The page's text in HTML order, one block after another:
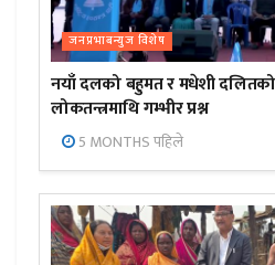
जनप्रभाबन्युज विशेष
नयाँ दलको बहुमत र मधेशी दलितको
लोकतन्त्रमाथि गम्भीर प्रश्न
5 MONTHS पहिले